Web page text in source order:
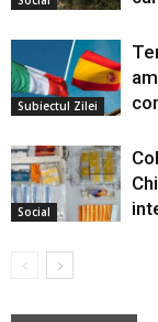
Subiectul Zilei
Social